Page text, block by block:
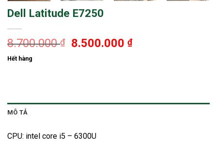
Dell Latitude E7250
8.700.000₫ 8.500.000₫
Hết hàng
MÔ TẢ
CPU: intel core i5 – 6300U